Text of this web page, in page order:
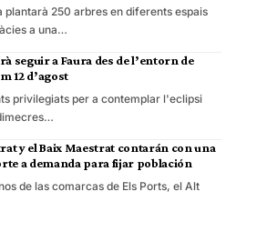
plantarà 250 arbres en diferents espais
a una…
seguir a Faura des de l’entorn de
12 d’agost
privilegiats per a contemplar l'eclipsi
y el Baix Maestrat contarán con una
a demanda para fijar población
de las comarcas de Els Ports, el Alt